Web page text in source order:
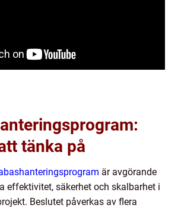
tänka på
är avgörande
effektivitet, säkerhet och skalbarhet i
Beslutet påverkas av flera